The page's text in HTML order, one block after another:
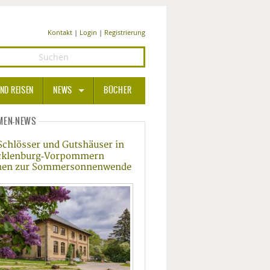
Kontakt| Login | Registrierung
REISEN NEWS
MEDIZIN UND PHARMA
ERNÄHRUNG
BEAUTY UND PFLEGE
SPORT UND FITNESS
WELLNESS UND REISEN
BÜCHER
NEWS
und Gutshäuser in
zur Sommersonnenwende